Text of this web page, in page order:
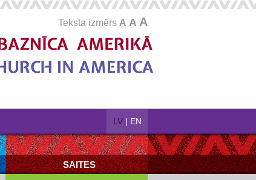
Teksta izmērs A A A
LV | EN
SAITES